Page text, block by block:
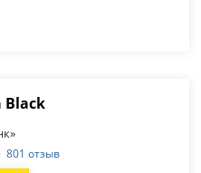
Black
801 отзыв